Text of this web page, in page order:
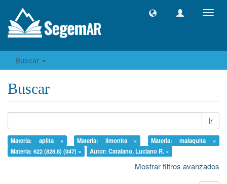
Buscar
Buscar
Ir
Materia: aplita × Materia: limonita ×
Materia: malaquita ×
Materia: 622 (828.8) (047) ×
Autor: Catalano, Luciano R. ×
Mostrar filtros avanzados